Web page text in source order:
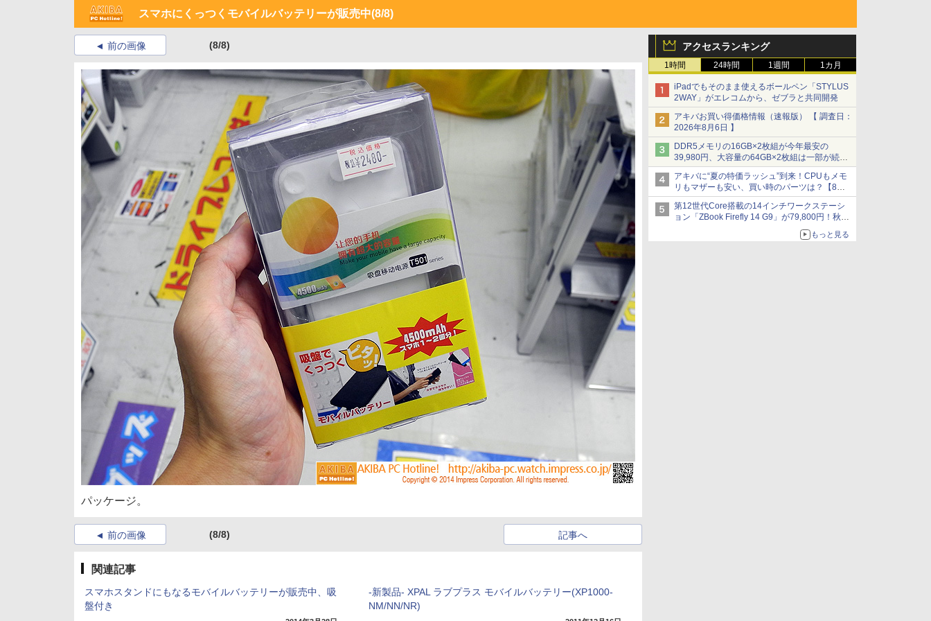
スマホにくっつくモバイルバッテリーが販売中(8/8)
アクセスランキング
1時間 24時間 1週間 1カ月
iPadでもそのまま使えるボールペン「STYLUS
2WAY」がエレコムから、ゼブラと共同開発
アキバお買い得価格情報（速報版） 【 調査日：
2026年8月6日 】
DDR5メモリの16GB×2枚組が今年最安の
39,980円、大容量の64GB×2枚組は一部が続騰
[8月前半のメモリ価格]
アキバに“夏の特価ラッシュ”到来！CPUもメモ
リもマザーも安い、買い時のパーツは？【8月7
日(金)22時配信】
第12世代Core搭載の14インチワークステーシ
ョン「ZBook Firefly 14 G9」が79,800円！秋葉
もっと見る
前の画像 (8/8)
パッケージ。
前の画像 (8/8) 記事へ
関連記事
スマホスタンドにもなるモバイルバッテリーが販売中、吸
盤付き
-新製品- XPAL ラブプラス モバイルバッテリー(XP1000-
NM/NN/NR)